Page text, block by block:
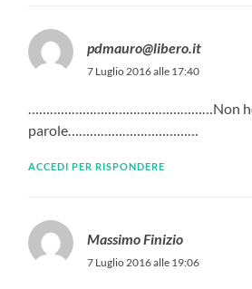
pdmauro@libero.it
7 Luglio 2016 alle 17:40
……………………………………………Non
parole………………………………
ACCEDI PER RISPONDERE
Massimo Finizio
7 Luglio 2016 alle 19:06